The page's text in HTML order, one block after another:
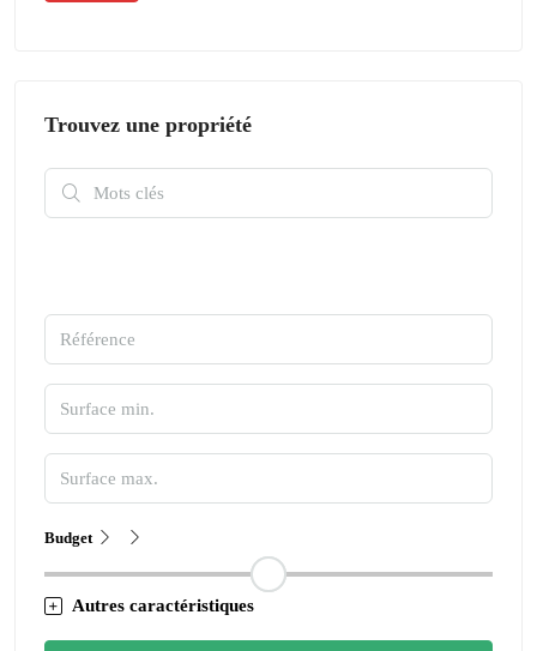
Trouvez une propriété
Budget
Autres caractéristiques